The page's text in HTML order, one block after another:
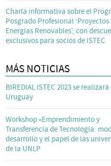
Charla informativa sobre el
Posgrado Profesional ‘Proyectos
Energías Renovables’, con
exclusivos para socios de ISTEC
MÁS NOTICIAS
BIREDIAL ISTEC 2023 se realizará
Uruguay
Workshop «Emprendimiento y
Transferencia de Tecnología:
desarrollo y el papel de las
de la UNLP